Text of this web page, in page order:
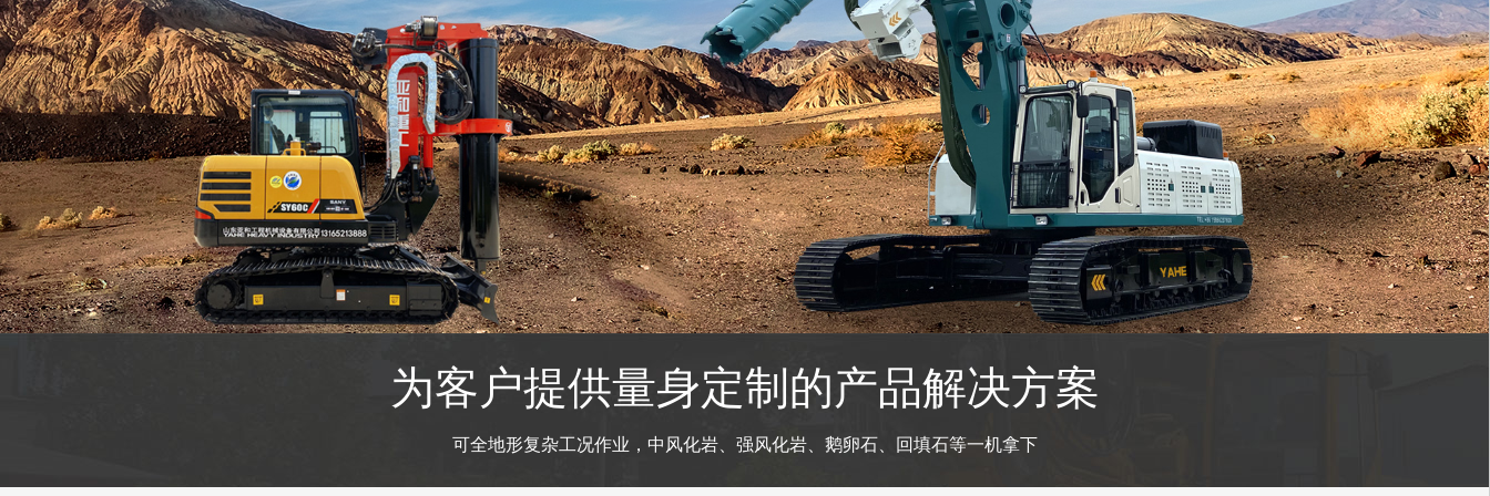
为客户提供量身定制的产品解决方案
可全地形复杂工况作业，中风化岩、强风化岩、鹅卵石、回填石等一机拿下